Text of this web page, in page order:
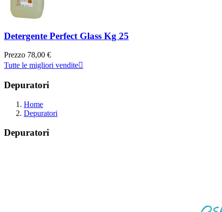
Detergente Perfect Glass Kg 25
Prezzo 78,00 €
Tutte le migliori vendite
Depuratori
Home
Depuratori
Depuratori